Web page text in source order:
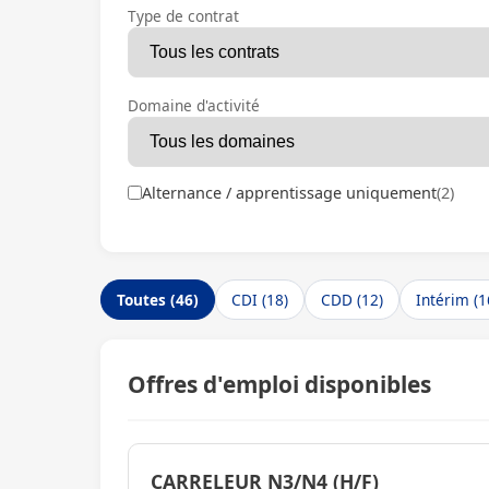
Type de contrat
Domaine d'activité
Alternance / apprentissage uniquement(2)
Toutes (46) CDI (18) CDD (12) Intérim
Offres d'emploi disponibles
CARRELEUR N3/N4 (H/F)